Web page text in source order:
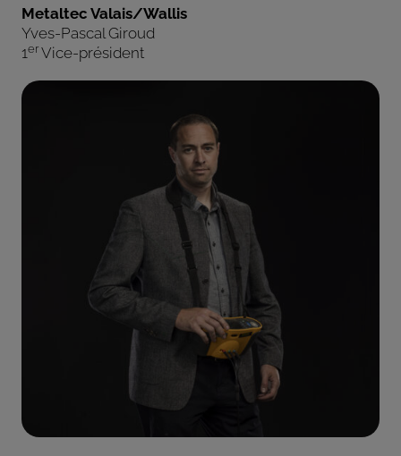
Metaltec Valais/Wallis
Yves-Pascal Giroud
1er Vice-président